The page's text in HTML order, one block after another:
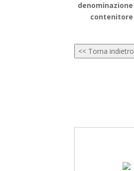
contenitore
<< Torna indietro